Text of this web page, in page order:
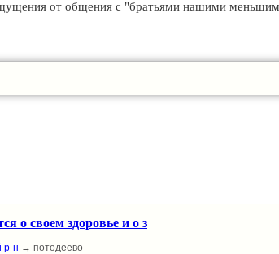
от общения с "братьями нашими
о своем здоровье и о з
р-н → потодеево